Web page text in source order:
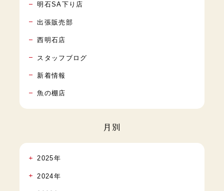
明石SA下り店
出張販売部
西明石店
スタッフブログ
新着情報
魚の棚店
月別
2025年
2024年